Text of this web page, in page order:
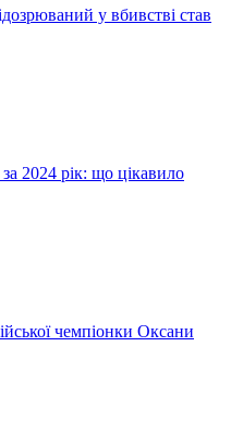
у вбивстві став
2024 рік: що цікавило
чемпіонки Оксани